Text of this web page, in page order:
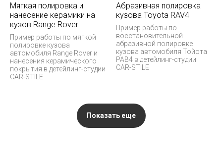
Мягкая полировка и
нанесение керамики на
кузов Range Rover
Пример работы по мягкой
полировке кузова
автомобиля Range Rover и
нанесения керамического
покрытия в детейлинг-студии
CAR-STILE
Абразивная полировка
кузова Toyota RAV4
Пример работы по
восстановительной
абразивной полировке
кузова автомобиля Тойота
РАВ4 в детейлинг-студии
CAR-STILE
Показать еще